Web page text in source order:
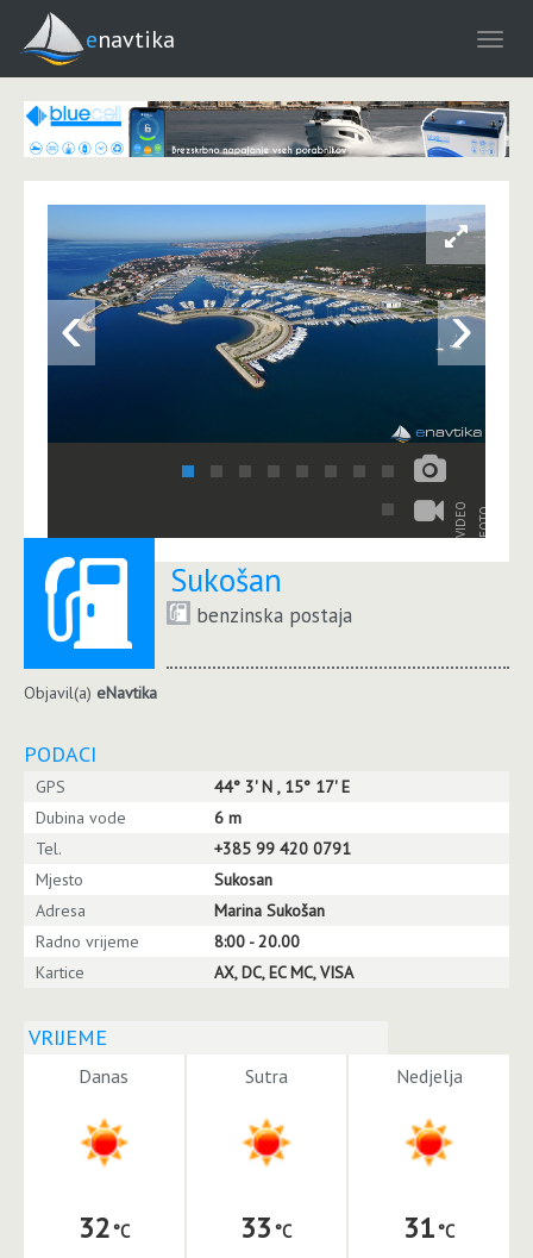
enavtika
‹ ›
VIDEO FOTO
Sukošan
benzinska postaja
Objavil(a) eNavtika
PODACI
GPS
44° 3' N , 15° 17' E
Dubina vode
6 m
Tel.
+385 99 420 0791
Mjesto
Sukosan
Adresa
Marina Sukošan
Radno vrijeme
8:00 - 20.00
Kartice
AX, DC, EC MC, VISA
VRIJEME
Danas
32
Sutra
33
Nedjelja
31